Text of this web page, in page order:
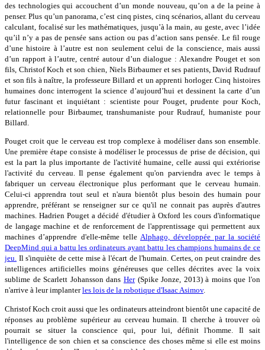
des technologies qui accouchent d’un monde nouveau, qu’on a de la peine à
penser. Plus qu’un panorama, c’est cinq pistes, cinq scénarios, allant du cerveau
calculant, focalisé sur les mathématiques, jusqu’à la main, au geste, avec l’idée
qu’il n’y a pas de pensée sans action ou pas d’action sans pensée. Le fil rouge
d’une histoire à l’autre est non seulement celui de la conscience, mais aussi
d’un rapport à l’autre, centré autour d’un dialogue : Alexandre Pouget et son
fils, Christof Koch et son chien, Niels Birbaumer et ses patients, David Rudrauf
et son fils à naître, la professeure Billard et un apprenti horloger. Cinq histoires
humaines donc interrogent la science d’aujourd’hui et dessinent la carte d’un
futur fascinant et inquiétant : scientiste pour Pouget, prudente pour Koch,
relationnelle pour Birbaumer, transhumaniste pour Rudrauf, humaniste pour
Billard.
Pouget croit que le cerveau est trop complexe à modéliser dans son ensemble.
Une première étape consiste à modéliser le processus de prise de décision, qui
est la part la plus importante de l'activité humaine, celle aussi qui extériorise
l'activité du cerveau. Il pense également qu'on parviendra avec le temps à
fabriquer un cerveau électronique plus performant que le cerveau humain.
Celui-ci apprendra tout seul et n'aura bientôt plus besoin des humain pour
apprendre, préférant se renseigner sur ce qu'il ne connait pas auprès d'autres
machines. Hadrien Pouget a décidé d'étudier à Oxford les cours d'informatique
de langage machine et de renforcement de l'apprentissage qui permettent aux
machines d’apprendre d'elle-même telle Alphago, développée par la société
DeepMind qui a battu les ordinateurs ayant battu les champions humains de ce
jeu. Il s'inquiète de cette mise à l'écart de l'humain. Certes, on peut craindre des
intelligences artificielles moins généreuses que celles décrites avec la voix
sublime de Scarlett Johansson dans Her(Spike Jonze, 2013) à moins que l'on
n'arrive à leur implanterles lois de la robotique d'Isaac Asimov.
Christof Koch croit aussi que les ordinateurs atteindront bientôt une capacité de
réponses au problème supérieur au cerveau humain. Il cherche à trouver où
pourrait se situer la conscience qui, pour lui, définit l'homme. Il sait
l'intelligence de son chien et sa conscience des choses même si elle est moins